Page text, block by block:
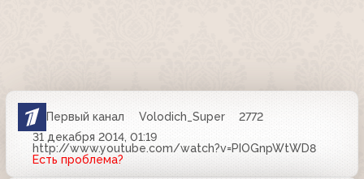
Первый канал Volodich_Super
2772
31 декабря 2014, 01:19
http://www.youtube.com/watch?v=PIOGnpWtWD8
Есть проблема?